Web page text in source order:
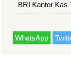
BRI Kantor Kas
WhatsApp